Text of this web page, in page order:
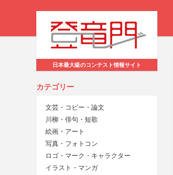
日本最大級のコンテスト情報サイト
カテゴリー
文芸・コピー・論文
川柳・俳句・短歌
絵画・アート
写真・フォトコン
ロゴ・マーク・キャラクター
イラスト・マンガ